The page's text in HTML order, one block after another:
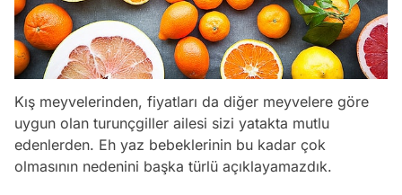
Kış meyvelerinden, fiyatları da diğer meyvelere göre
uygun olan turunçgiller ailesi sizi yatakta mutlu
edenlerden. Eh yaz bebeklerinin bu kadar çok
olmasının nedenini başka türlü açıklayamazdık.